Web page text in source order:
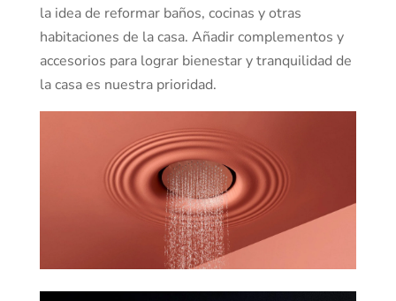
la idea de reformar baños, cocinas y otras
habitaciones de la casa. Añadir complementos y
accesorios para lograr bienestar y tranquilidad de
la casa es nuestra prioridad.